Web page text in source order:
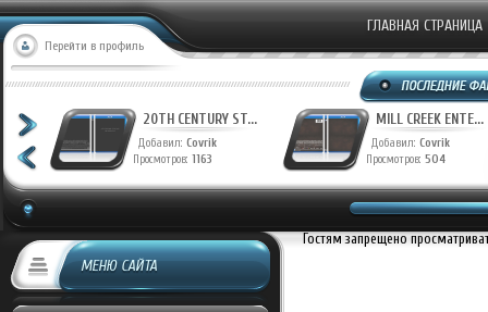
Перейти в профиль
ГЛАВНАЯ СТРАНИЦА
20TH CENTURY ST...
Добавил: Covrik
Просмотров: 1163
MILL CREEK ENTE...
Добавил: Covrik
Просмотров: 504
МЕНЮ САЙТА
Гостям запрещено